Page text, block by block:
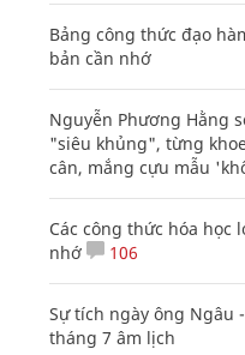
Bảng công thức đạo
bản cần nhớ
Nguyễn Phương Hằng
"siêu khủng", từng
cân, mắng cựu mẫu
Các công thức hóa học
nhớ
106
Sự tích ngày ông Ngâu
tháng 7 âm lịch